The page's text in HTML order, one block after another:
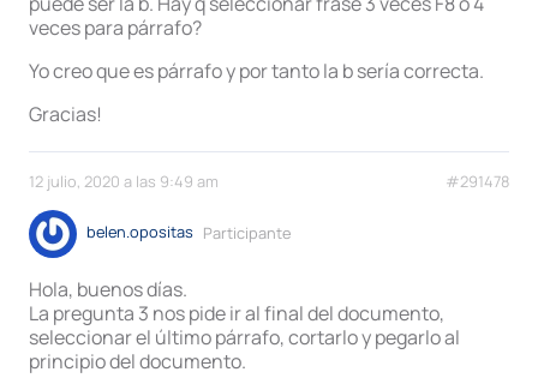
veces para párrafo?
Yo creo que es párrafo y por tanto la b sería correcta.
Gracias!
12 julio, 2020 a las 9:49 am #291478
belen.opositas Participante
Hola, buenos días.
La pregunta 3 nos pide ir al final del documento,
seleccionar el último párrafo, cortarlo y pegarlo al
principio del documento.